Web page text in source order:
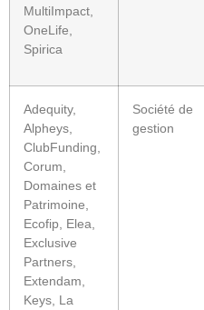
MultiImpact,
OneLife,
Spirica
Adequity,
Alpheys,
ClubFunding,
Corum,
Domaines et
Patrimoine,
Ecofip, Elea,
Exclusive
Partners,
Extendam,
Keys, La
Société de
gestion